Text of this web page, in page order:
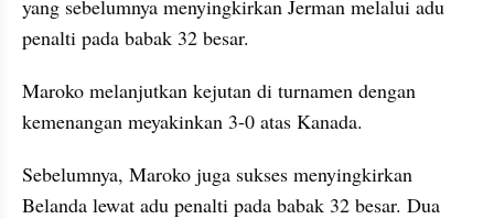
yang sebelumnya menyingkirkan Jerman melalui adu
penalti pada babak 32 besar.
Maroko melanjutkan kejutan di turnamen dengan
kemenangan meyakinkan 3-0 atas Kanada.
Sebelumnya, Maroko juga sukses menyingkirkan
Belanda lewat adu penalti pada babak 32 besar. Dua